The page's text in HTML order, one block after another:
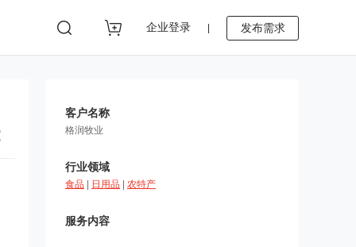
企业登录 发布需求
客户名称
格润牧业
行业领域
食品 日用品 农特产
服务内容